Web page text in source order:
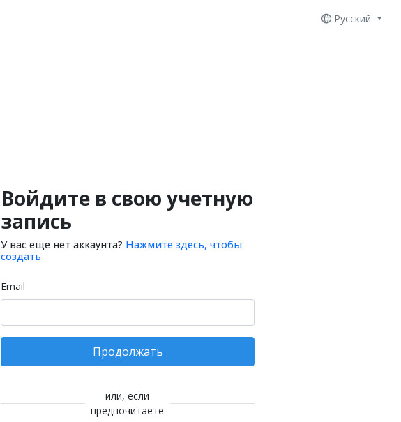
Русский
Войдите в свою учетную
запись
У вас еще нет аккаунта? Нажмите здесь, чтобы
создать
Email
Продолжать
или, если
предпочитаете